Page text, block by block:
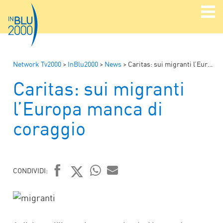
Network Tv2000 > InBlu2000 > News > Caritas: sui migranti l’Europa manca di coraggio
Caritas: sui migranti
l’Europa manca di
coraggio
CONDIVIDI:
FACEBOOK